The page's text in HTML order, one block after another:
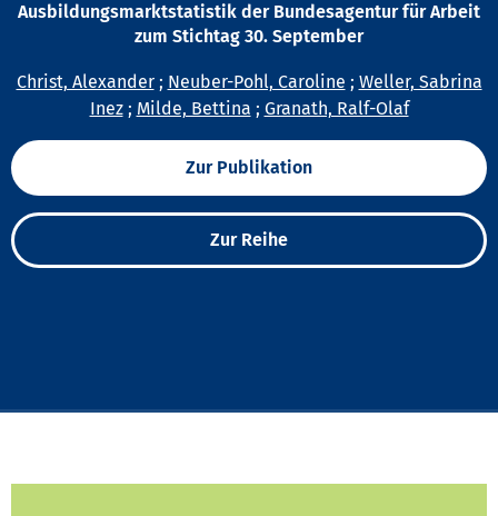
Ausbildungsmarktstatistik der Bundesagentur für Arbeit
zum Stichtag 30. September
Christ, Alexander; Neuber-Pohl, Caroline ; Weller, Sabrina
Inez; Milde, Bettina ; Granath, Ralf-Olaf
Zur Publikation
Zur Reihe